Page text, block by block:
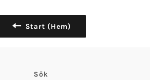
Start (Hem)
Sök